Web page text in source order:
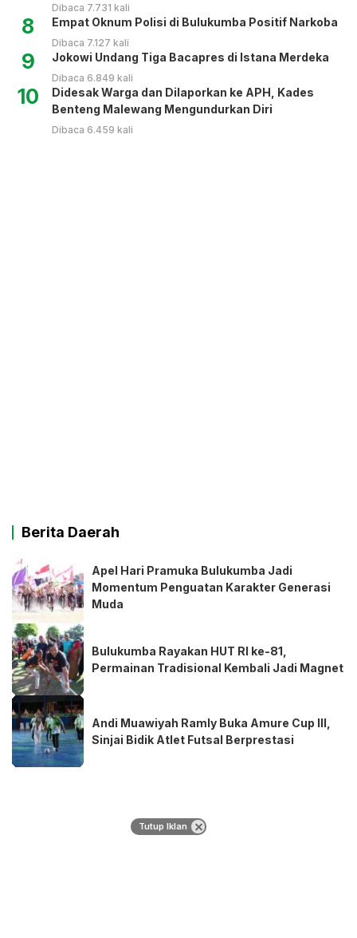
Dibaca 7.731 kali
8 Empat Oknum Polisi di Bulukumba Positif Narkoba
Dibaca 7.127 kali
9 Jokowi Undang Tiga Bacapres di Istana Merdeka
Dibaca 6.849 kali
10
Didesak Warga dan Dilaporkan ke APH, Kades
Benteng Malewang Mengundurkan Diri
Dibaca 6.459 kali
Berita Daerah
Apel Hari Pramuka Bulukumba Jadi
Momentum Penguatan Karakter Generasi
Muda
Bulukumba Rayakan HUT RI ke-81,
Permainan Tradisional Kembali Jadi Magnet
Andi Muawiyah Ramly Buka Amure Cup III,
Sinjai Bidik Atlet Futsal Berprestasi
Tutup Iklan